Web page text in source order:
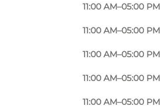
11:00 AM–05:00 PM
11:00 AM–05:00 PM
11:00 AM–05:00 PM
11:00 AM–05:00 PM
11:00 AM–05:00 PM
VisitNordvestkysten, Lønstrup